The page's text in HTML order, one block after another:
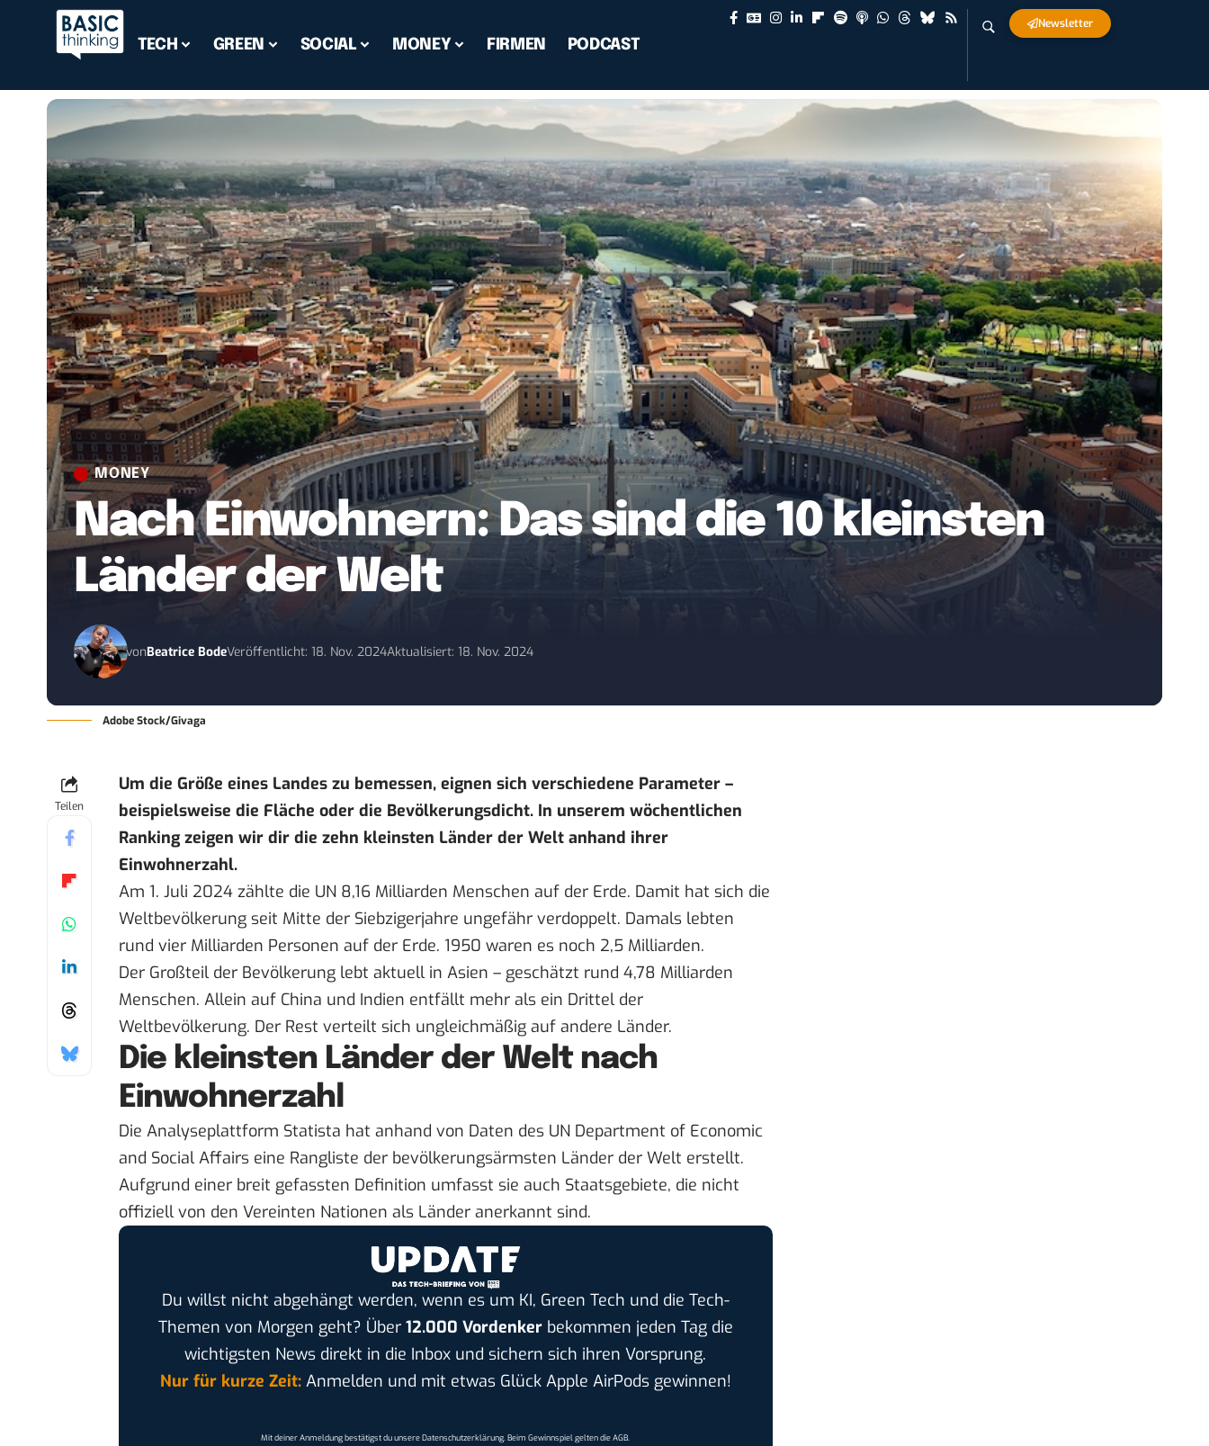
TECH GREEN SOCIAL MONEY FIRMEN PODCAST
Newsletter
MONEY
Nach Einwohnern: Das sind die 10 kleinsten
Länder der Welt
vonBeatrice BodeVeröffentlicht: 18. Nov. 2024Aktualisiert: 18. Nov. 2024
Adobe Stock/Givaga
Teilen
Um die Größe eines Landes zu bemessen, eignen sich verschiedene Parameter –
beispielsweise die Fläche oder die Bevölkerungsdicht. In unserem wöchentlichen
Ranking zeigen wir dir die zehn kleinsten Länder der Welt anhand ihrer
Einwohnerzahl.
Am 1. Juli 2024 zählte die UN 8,16 Milliarden Menschen auf der Erde. Damit hat sich die
Weltbevölkerung seit Mitte der Siebzigerjahre ungefähr verdoppelt. Damals lebten
rund vier Milliarden Personen auf der Erde. 1950 waren es noch 2,5 Milliarden.
Der Großteil der Bevölkerung lebt aktuell in Asien – geschätzt rund 4,78 Milliarden
Menschen. Allein auf China und Indien entfällt mehr als ein Drittel der
Weltbevölkerung. Der Rest verteilt sich ungleichmäßig auf andere Länder.
Die kleinsten Länder der Welt nach
Einwohnerzahl
Die Analyseplattform Statista hat anhand von Daten des UN Department of Economic
and Social Affairs eine Rangliste der bevölkerungsärmsten Länder der Welt erstellt.
Aufgrund einer breit gefassten Definition umfasst sie auch Staatsgebiete, die nicht
offiziell von den Vereinten Nationen als Länder anerkannt sind.
Du willst nicht abgehängt werden, wenn es um KI, Green Tech und die Tech-
Themen von Morgen geht? Über 12.000 Vordenkerbekommen jeden Tag die
wichtigsten News direkt in die Inbox und sichern sich ihren Vorsprung.
Nur für kurze Zeit:Anmelden und mit etwas Glück Apple AirPods gewinnen!
Mit deiner Anmeldung bestätigst du unsereDatenschutzerklärung. Beim Gewinnspiel gelten dieAGB.